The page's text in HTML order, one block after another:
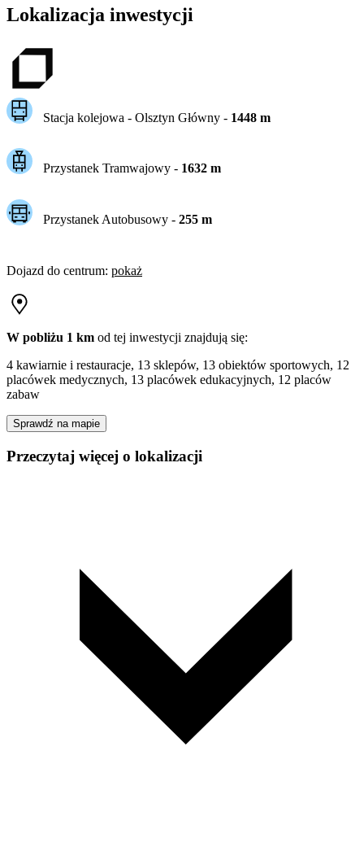
Lokalizacja inwestycji
Stacja kolejowa - Olsztyn Główny- 1448m
Przystanek Tramwajowy - 1632m
Przystanek Autobusowy - 255m
Dojazd do centrum: pokaż
W pobliżu 1 km od tej inwestycji znajdują się:
4 kawiarnie i restauracje, 13 sklepów, 13 obiektów sportowych, 12
placówek medycznych, 13 placówek edukacyjnych, 12 placów
zabaw
Sprawdź na mapie
Przeczytaj więcej o lokalizacji